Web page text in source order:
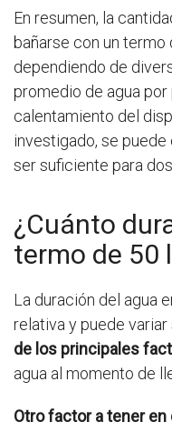
En resumen, la
bañarse con un
dependiendo de
promedio de agua
calentamiento del
investigado, se
ser suficiente para
¿Cuánto
termo de 50
La duración del agua
relativa y puede
de los principales
agua al momento de
Otro factor a tener en